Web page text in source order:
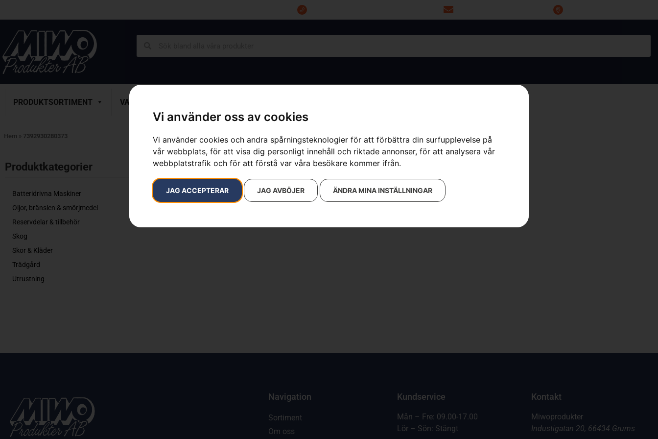
Vi använder oss av cookies
Vi använder cookies och andra spårningsteknologier för att förbättra din surfupplevelse på
vår webbplats, för att visa dig personligt innehåll och riktade annonser, för att analysera vår
webbplatstrafik och för att förstå var våra besökare kommer ifrån.
JAG ACCEPTERAR JAG AVBÖJER ÄNDRA MINA INSTÄLLNINGAR
PRODUKTSORTIMENT VARUMÄRKEN
Hem » 7392930280373
Produktkategorier​
Batteridrivna Maskiner
Oljor, bränslen & smörjmedel
Reservdelar & tillbehör
Skog
Skor & Kläder
Trädgård
Utrustning
Inga resultat.
Navigation
Sortiment
Om oss
Kundservice
Mån – Fre: 09.00-17.00
Lör – Sön: Stängt
Kontakt
Miwoprodukter
Industigatan 20, 66434 Grums